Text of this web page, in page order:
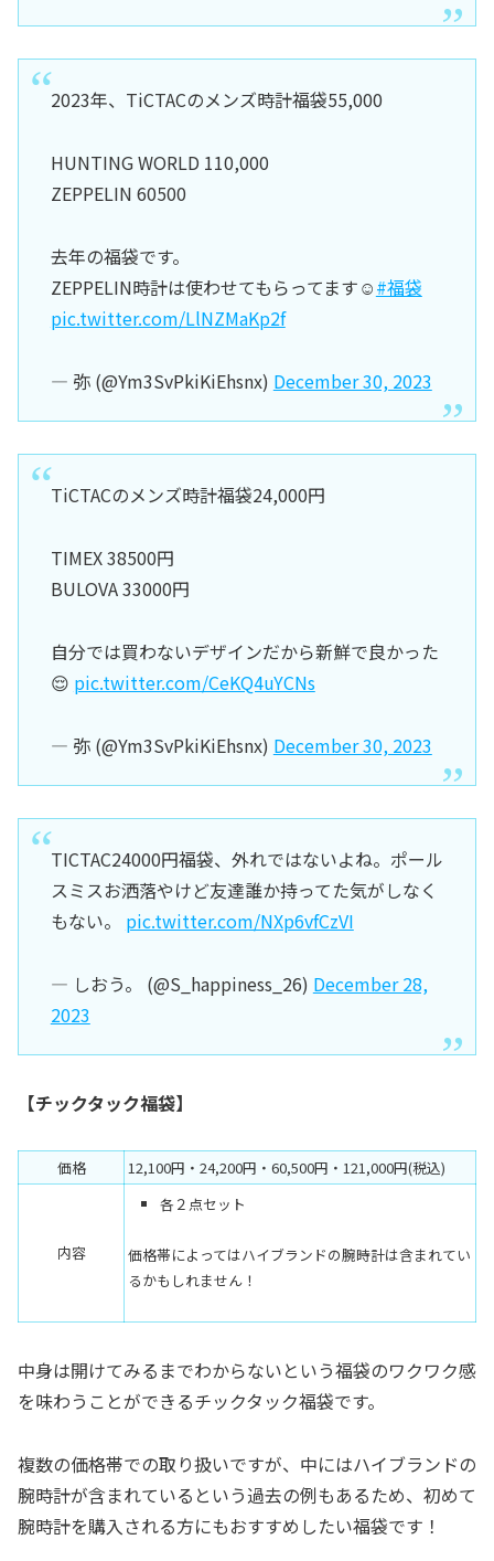
2023年、TiCTACのメンズ時計福袋55,000
HUNTING WORLD 110,000
ZEPPELIN 60500
去年の福袋です。
ZEPPELIN時計は使わせてもらってます☺️#福袋
pic.twitter.com/LlNZMaKp2f
— 弥 (@Ym3SvPkiKiEhsnx) December 30, 2023
TiCTACのメンズ時計福袋24,000円
TIMEX 38500円
BULOVA 33000円
自分では買わないデザインだから新鮮で良かった
😌 pic.twitter.com/CeKQ4uYCNs
— 弥 (@Ym3SvPkiKiEhsnx) December 30, 2023
TICTAC24000円福袋、外れではないよね。ポール
スミスお洒落やけど友達誰か持ってた気がしなく
もない。 pic.twitter.com/NXp6vfCzVI
— しおう。 (@S_happiness_26) December 28,
2023
【チックタック福袋】
価格 12,100円・24,200円・60,500円・121,000円(税込)
内容
各２点セット
価格帯によってはハイブランドの腕時計は含まれてい
るかもしれません！
中身は開けてみるまでわからないという福袋のワクワク感
を味わうことができるチックタック福袋です。
複数の価格帯での取り扱いですが、中にはハイブランドの
腕時計が含まれているという過去の例もあるため、初めて
腕時計を購入される方にもおすすめしたい福袋です！